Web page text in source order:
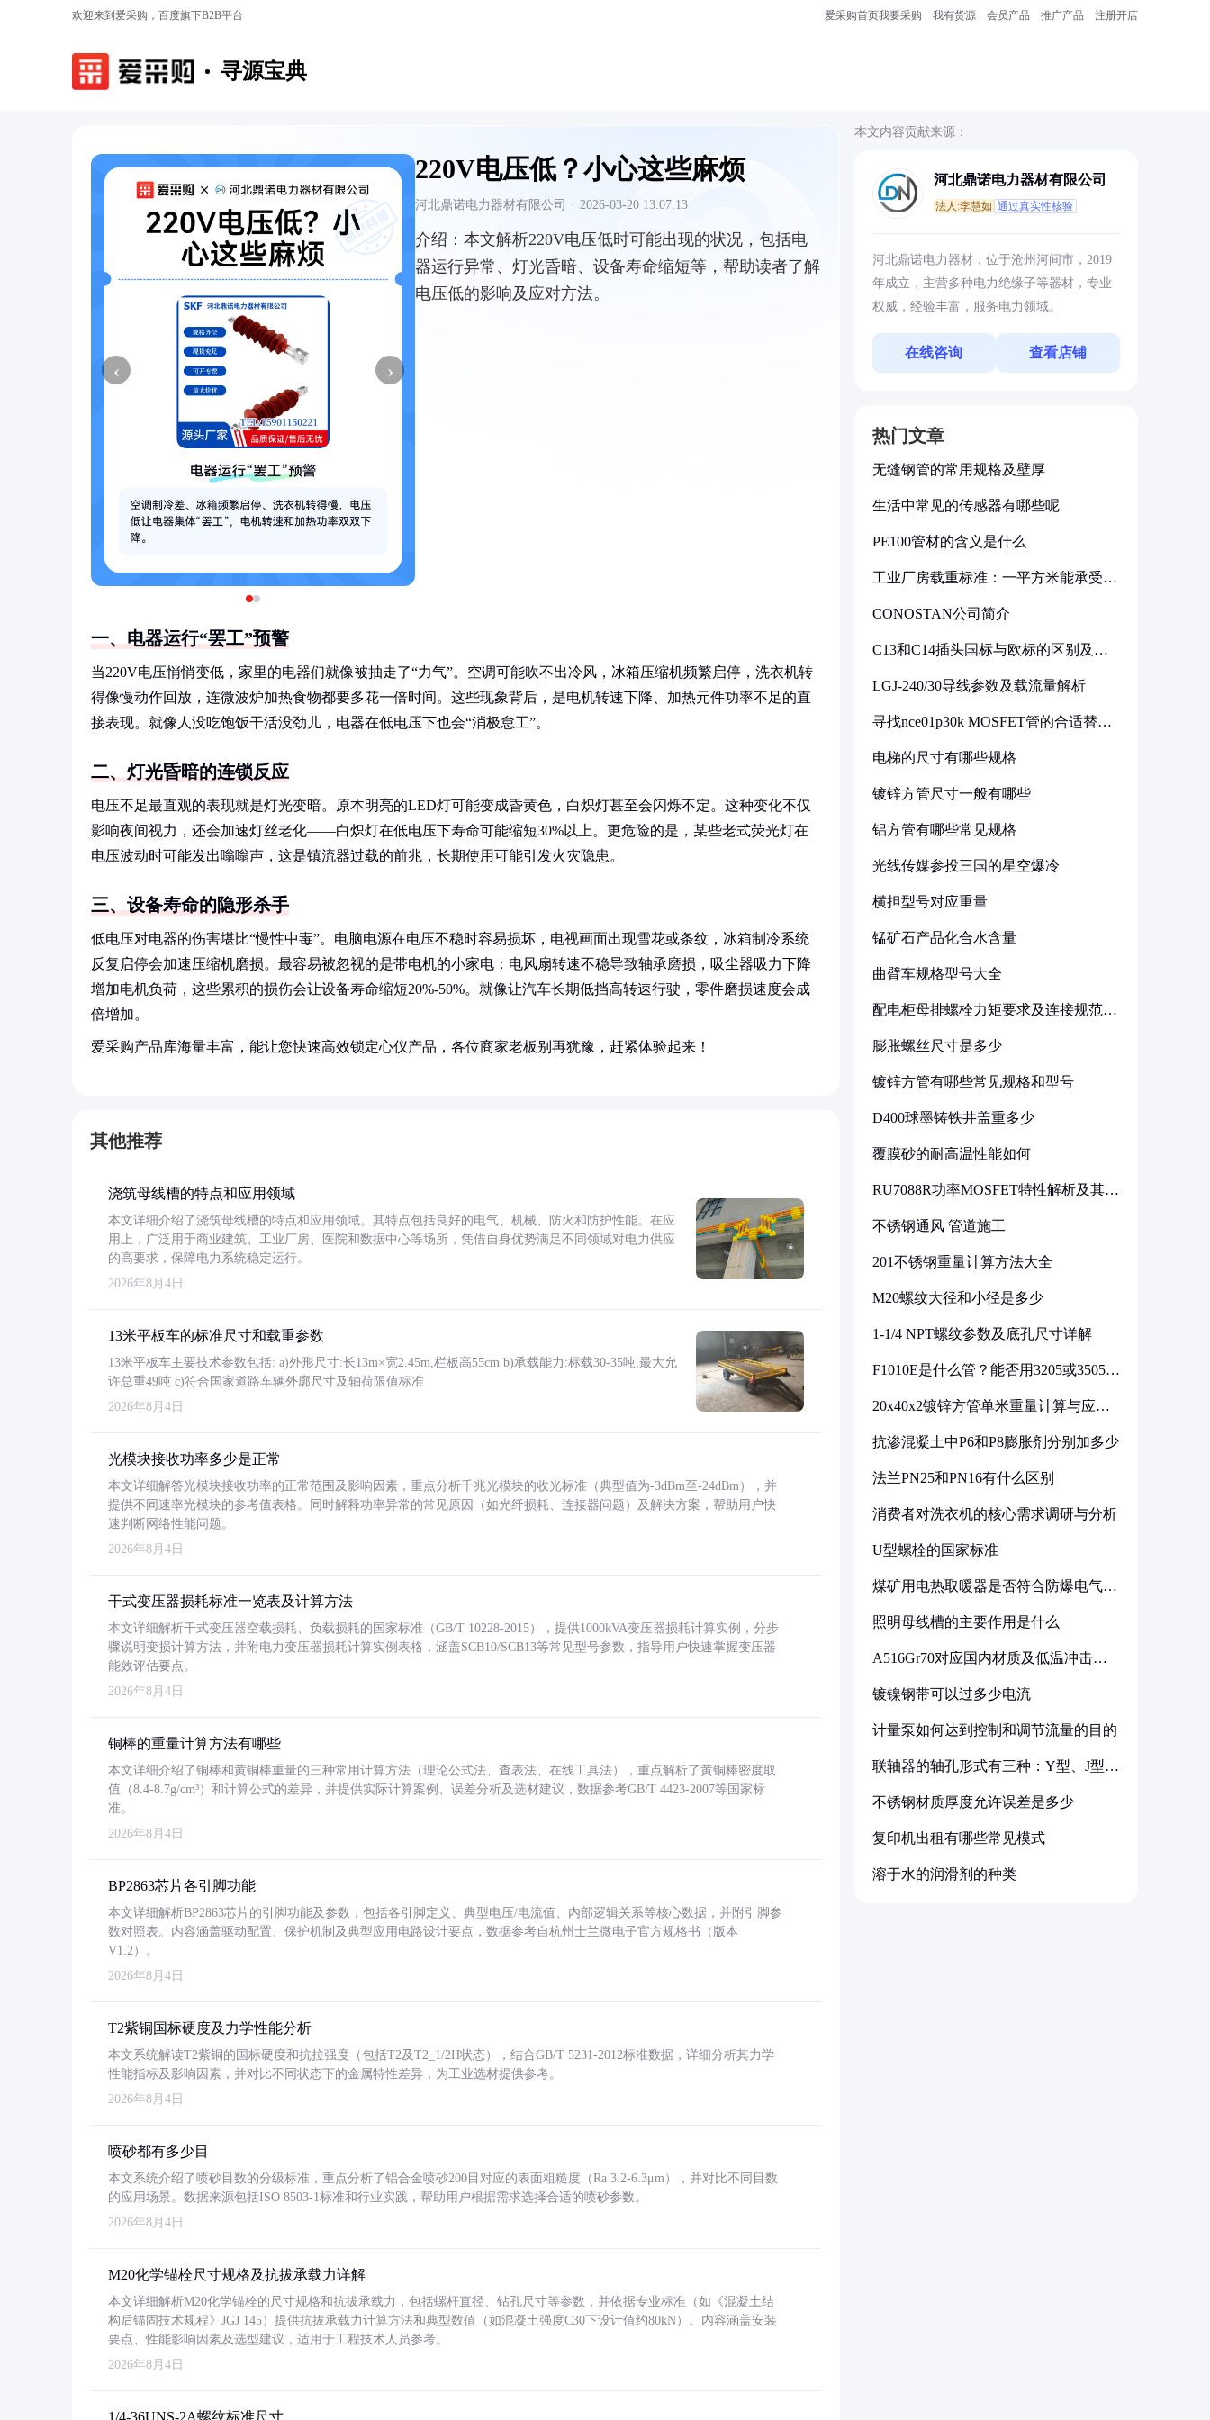
欢迎来到爱采购，百度旗下B2B平台 爱采购首页我要采购 我有货源 会员产品 推广产品 注册开店
寻源宝典
‹ ›
220V电压低？小心这些麻烦
河北鼎诺电力器材有限公司 · 2026-03-20 13:07:13
介绍： 本文解析220V电压低时可能出现的状况，包括电
器运行异常、灯光昏暗、设备寿命缩短等，帮助读者了解
电压低的影响及应对方法。
一、电器运行“罢工”预警
当220V电压悄悄变低，家里的电器们就像被抽走了“力气”。空调可能吹不出冷风，冰箱压缩机频繁启停，洗衣机转
得像慢动作回放，连微波炉加热食物都要多花一倍时间。这些现象背后，是电机转速下降、加热元件功率不足的直
接表现。就像人没吃饱饭干活没劲儿，电器在低电压下也会“消极怠工”。
二、灯光昏暗的连锁反应
电压不足最直观的表现就是灯光变暗。原本明亮的LED灯可能变成昏黄色，白炽灯甚至会闪烁不定。这种变化不仅
影响夜间视力，还会加速灯丝老化——白炽灯在低电压下寿命可能缩短30%以上。更危险的是，某些老式荧光灯在
电压波动时可能发出嗡嗡声，这是镇流器过载的前兆，长期使用可能引发火灾隐患。
三、设备寿命的隐形杀手
低电压对电器的伤害堪比“慢性中毒”。电脑电源在电压不稳时容易损坏，电视画面出现雪花或条纹，冰箱制冷系统
反复启停会加速压缩机磨损。最容易被忽视的是带电机的小家电：电风扇转速不稳导致轴承磨损，吸尘器吸力下降
增加电机负荷，这些累积的损伤会让设备寿命缩短20%-50%。就像让汽车长期低挡高转速行驶，零件磨损速度会成
倍增加。
爱采购产品库海量丰富，能让您快速高效锁定心仪产品，各位商家老板别再犹豫，赶紧体验起来！
其他推荐
浇筑母线槽的特点和应用领域
本文详细介绍了浇筑母线槽的特点和应用领域。其特点包括良好的电气、机械、防火和防护性能。在应
用上，广泛用于商业建筑、工业厂房、医院和数据中心等场所，凭借自身优势满足不同领域对电力供应
的高要求，保障电力系统稳定运行。
2026年8月4日
13米平板车的标准尺寸和载重参数
13米平板车主要技术参数包括: a)外形尺寸:长13m×宽2.45m,栏板高55cm b)承载能力:标载30-35吨,最大允
许总重49吨 c)符合国家道路车辆外廓尺寸及轴荷限值标准
2026年8月4日
光模块接收功率多少是正常
本文详细解答光模块接收功率的正常范围及影响因素，重点分析千兆光模块的收光标准（典型值为-3dBm至-24dBm），并
提供不同速率光模块的参考值表格。同时解释功率异常的常见原因（如光纤损耗、连接器问题）及解决方案，帮助用户快
速判断网络性能问题。
2026年8月4日
干式变压器损耗标准一览表及计算方法
本文详细解析干式变压器空载损耗、负载损耗的国家标准（GB/T 10228-2015），提供1000kVA变压器损耗计算实例，分步
骤说明变损计算方法，并附电力变压器损耗计算实例表格，涵盖SCB10/SCB13等常见型号参数，指导用户快速掌握变压器
能效评估要点。
2026年8月4日
铜棒的重量计算方法有哪些
本文详细介绍了铜棒和黄铜棒重量的三种常用计算方法（理论公式法、查表法、在线工具法），重点解析了黄铜棒密度取
值（8.4-8.7g/cm³）和计算公式的差异，并提供实际计算案例、误差分析及选材建议，数据参考GB/T 4423-2007等国家标
准。
2026年8月4日
BP2863芯片各引脚功能
本文详细解析BP2863芯片的引脚功能及参数，包括各引脚定义、典型电压/电流值、内部逻辑关系等核心数据，并附引脚参
数对照表。内容涵盖驱动配置、保护机制及典型应用电路设计要点，数据参考自杭州士兰微电子官方规格书（版本
V1.2）。
2026年8月4日
T2紫铜国标硬度及力学性能分析
本文系统解读T2紫铜的国标硬度和抗拉强度（包括T2及T2_1/2H状态），结合GB/T 5231-2012标准数据，详细分析其力学
性能指标及影响因素，并对比不同状态下的金属特性差异，为工业选材提供参考。
2026年8月4日
喷砂都有多少目
本文系统介绍了喷砂目数的分级标准，重点分析了铝合金喷砂200目对应的表面粗糙度（Ra 3.2-6.3μm），并对比不同目数
的应用场景。数据来源包括ISO 8503-1标准和行业实践，帮助用户根据需求选择合适的喷砂参数。
2026年8月4日
M20化学锚栓尺寸规格及抗拔承载力详解
本文详细解析M20化学锚栓的尺寸规格和抗拔承载力，包括螺杆直径、钻孔尺寸等参数，并依据专业标准（如《混凝土结
构后锚固技术规程》JGJ 145）提供抗拔承载力计算方法和典型数值（如混凝土强度C30下设计值约80kN）。内容涵盖安装
要点、性能影响因素及选型建议，适用于工程技术人员参考。
2026年8月4日
1/4-36UNS-2A螺纹标准尺寸
本文内容贡献来源：
河北鼎诺电力器材有限公司
法人:李慧如 通过真实性核验
河北鼎诺电力器材，位于沧州河间市，2019
年成立，主营多种电力绝缘子等器材，专业
权威，经验丰富，服务电力领域。
在线咨询 查看店铺
热门文章
无缝钢管的常用规格及壁厚
生活中常见的传感器有哪些呢
PE100管材的含义是什么
工业厂房载重标准：一平方米能承受多
CONOSTAN公司简介
C13和C14插头国标与欧标的区别及其
LGJ-240/30导线参数及载流量解析
寻找nce01p30k MOSFET管的合适替代
电梯的尺寸有哪些规格
镀锌方管尺寸一般有哪些
铝方管有哪些常见规格
光线传媒参投三国的星空爆冷
横担型号对应重量
锰矿石产品化合水含量
曲臂车规格型号大全
配电柜母排螺栓力矩要求及连接规范详
膨胀螺丝尺寸是多少
镀锌方管有哪些常见规格和型号
D400球墨铸铁井盖重多少
覆膜砂的耐高温性能如何
RU7088R功率MOSFET特性解析及其在
不锈钢通风 管道施工
201不锈钢重量计算方法大全
M20螺纹大径和小径是多少
1-1/4 NPT螺纹参数及底孔尺寸详解
F1010E是什么管？能否用3205或3505代
20x40x2镀锌方管单米重量计算与应用
抗渗混凝土中P6和P8膨胀剂分别加多少
法兰PN25和PN16有什么区别
消费者对洗衣机的核心需求调研与分析
U型螺栓的国家标准
煤矿用电热取暖器是否符合防爆电气设
照明母线槽的主要作用是什么
A516Gr70对应国内材质及低温冲击要
镀镍钢带可以过多少电流
计量泵如何达到控制和调节流量的目的
联轴器的轴孔形式有三种：Y型、J型、
不锈钢材质厚度允许误差是多少
复印机出租有哪些常见模式
溶于水的润滑剂的种类